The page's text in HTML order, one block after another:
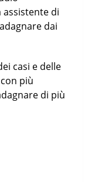
di
dai
casi e delle
più
di più